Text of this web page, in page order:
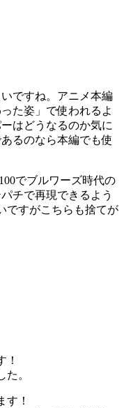
ですね。アニメ本編
た姿」で使われるよ
はどうなるのか気に
るのなら本編でも使
でブルワーズ時代の
チで再現できるよう
ですがこちらも捨てが
！
。
す！